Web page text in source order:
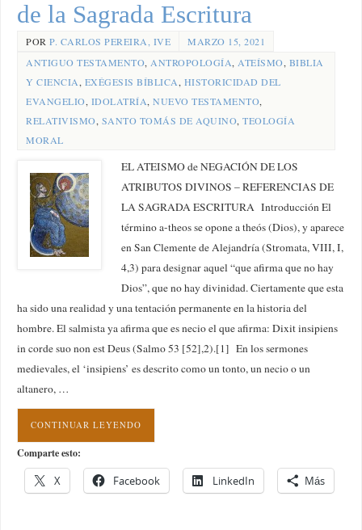
de la Sagrada Escritura
PORP. CARLOS PEREIRA, IVE
MARZO 15, 2021
ANTIGUO TESTAMENTO, ANTROPOLOGÍA, ATEÍSMO, BIBLIA
Y CIENCIA, EXÉGESIS BÍBLICA, HISTORICIDAD DEL
EVANGELIO, IDOLATRÍA,NUEVO TESTAMENTO,
RELATIVISMO, SANTO TOMÁS DE AQUINO,TEOLOGÍA
MORAL
EL ATEISMO de NEGACIÓN DE LOS
ATRIBUTOS DIVINOS – REFERENCIAS DE
LA SAGRADA ESCRITURA Introducción El
término a-theos se opone a theós (Dios), y aparece
en San Clemente de Alejandría (Stromata, VIII, I,
4,3) para designar aquel “que afirma que no hay
Dios”, que no hay divinidad. Ciertamente que esta
ha sido una realidad y una tentación permanente en la historia del
hombre. El salmista ya afirma que es necio el que afirma: Dixit insipiens
in corde suo non est Deus (Salmo 53 [52],2).[1] En los sermones
medievales, el ‘insipiens’ es descrito como un tonto, un necio o un
altanero, …
CONTINUAR LEYENDO
Comparte esto:
X Facebook LinkedIn Más